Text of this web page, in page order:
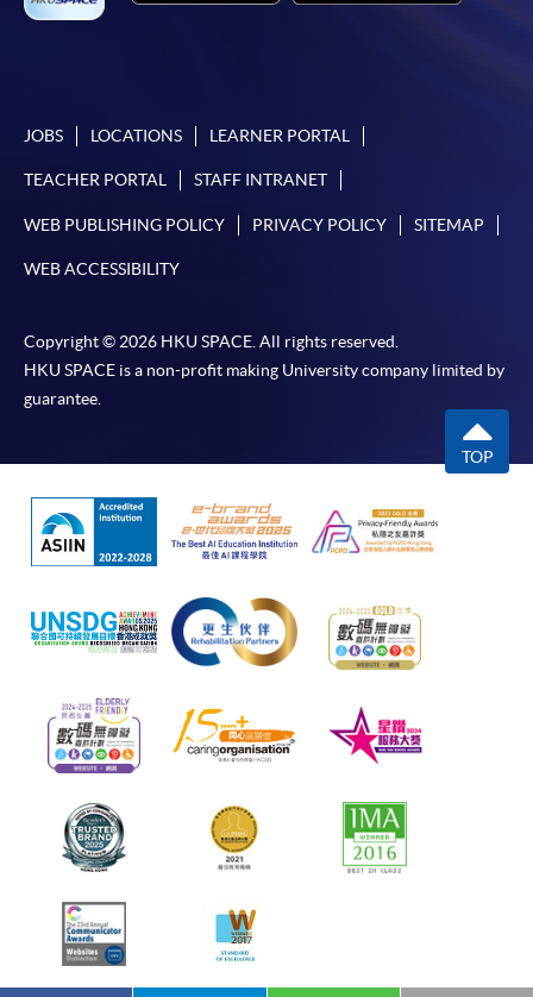
JOBS LOCATIONS LEARNER PORTAL
TEACHER PORTAL STAFF INTRANET
WEB PUBLISHING POLICY PRIVACY POLICY SITEMAP
WEB ACCESSIBILITY
Copyright © 2026 HKU SPACE. All rights reserved.
HKU SPACE is a non-profit making University company limited by
guarantee.
TOP